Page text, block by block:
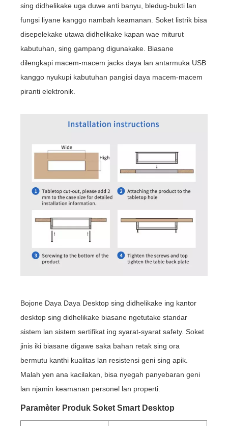
sing didhelikake uga duwe anti banyu, bledug-bukti lan
fungsi liyane kanggo nambah keamanan. Soket listrik bisa
disepelekake utawa didhelikake kapan wae miturut
kabutuhan, sing gampang digunakake. Biasane
dilengkapi macem-macem jacks daya lan antarmuka USB
kanggo nyukupi kabutuhan pangisi daya macem-macem
piranti elektronik.
Bojone Daya Daya Desktop sing didhelikake ing kantor
desktop sing didhelikake biasane ngetutake standar
sistem lan sistem sertifikat ing syarat-syarat safety. Soket
jinis iki biasane digawe saka bahan retak sing ora
bermutu kanthi kualitas lan resistensi geni sing apik.
Malah yen ana kacilakan, bisa nyegah panyebaran geni
lan njamin keamanan personel lan properti.
Paramèter Produk Soket Smart Desktop